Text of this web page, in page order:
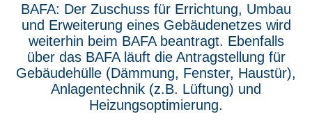
BAFA: Der Zuschuss für Errichtung, Umbau
und Erweiterung eines Gebäudenetzes wird
weiterhin beim BAFA beantragt. Ebenfalls
über das BAFA läuft die Antragstellung für
Gebäudehülle (Dämmung, Fenster, Haustür),
Anlagentechnik (z.B. Lüftung) und
Heizungsoptimierung.